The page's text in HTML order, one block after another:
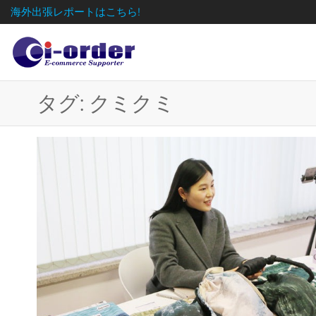
海外出張レポートはこちら!
株式会
タグ: クミクミ